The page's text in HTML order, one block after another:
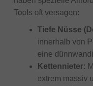
Tools oft versagen:
Tiefe Nüsse
innerhalb von
eine
Kettennieter:
extrem massiv